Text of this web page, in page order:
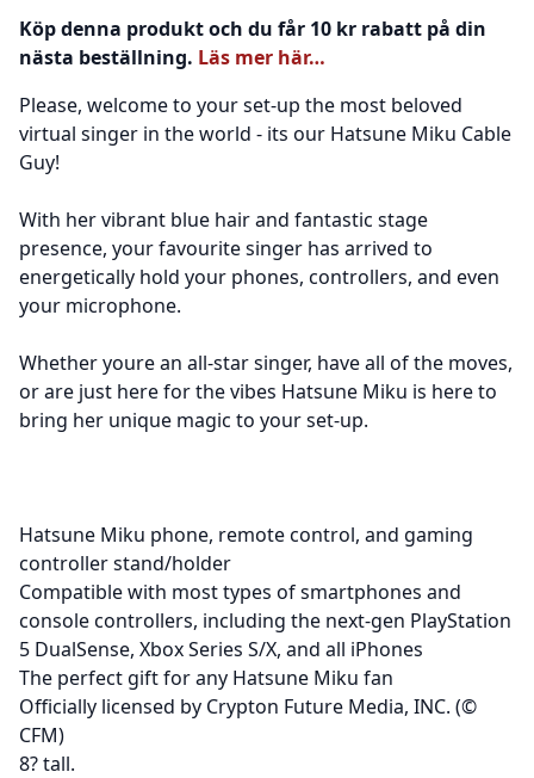
Köp denna produkt och du får 10 kr rabatt på din
nästa beställning. Läs mer här…
Please, welcome to your set-up the most beloved
virtual singer in the world - its our Hatsune Miku Cable
Guy!
With her vibrant blue hair and fantastic stage
presence, your favourite singer has arrived to
energetically hold your phones, controllers, and even
your microphone.
Whether youre an all-star singer, have all of the moves,
or are just here for the vibes Hatsune Miku is here to
bring her unique magic to your set-up.
Hatsune Miku phone, remote control, and gaming
controller stand/holder
Compatible with most types of smartphones and
console controllers, including the next-gen PlayStation
5 DualSense, Xbox Series S/X, and all iPhones
The perfect gift for any Hatsune Miku fan
Officially licensed by Crypton Future Media, INC. (©
CFM)
8? tall.